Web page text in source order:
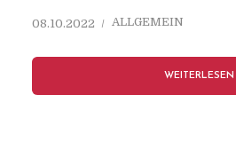
08.10.2022 ALLGEMEIN
WEITERLESEN